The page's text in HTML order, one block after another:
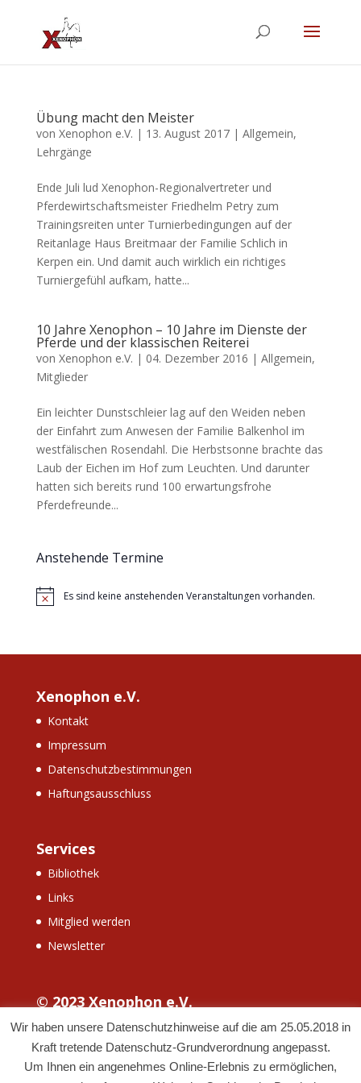
Übung macht den Meister
von Xenophon e.V. | 13. August 2017| Allgemein,
Lehrgänge
Ende Juli lud Xenophon-Regionalvertreter und
Pferdewirtschaftsmeister Friedhelm Petry zum
Trainingsreiten unter Turnierbedingungen auf der
Reitanlage Haus Breitmaar der Familie Schlich in
Kerpen ein. Und damit auch wirklich ein richtiges
Turniergefühl aufkam, hatte...
10 Jahre Xenophon – 10 Jahre im Dienste der
Pferde und der klassischen Reiterei
von Xenophon e.V. | 04. Dezember 2016 | Allgemein,
Mitglieder
Ein leichter Dunstschleier lag auf den Weiden neben
der Einfahrt zum Anwesen der Familie Balkenhol im
westfälischen Rosendahl. Die Herbstsonne brachte das
Laub der Eichen im Hof zum Leuchten. Und darunter
hatten sich bereits rund 100 erwartungsfrohe
Pferdefreunde...
Anstehende Termine
HinweisEs sind keine anstehenden Veranstaltungen vorhanden.
Xenophon e.V.
Kontakt
Impressum
Datenschutzbestimmungen
Haftungsausschluss
Services
Bibliothek
Links
Mitglied werden
Newsletter
© 2023 Xenophon e.V.
Wir haben unsere Datenschutzhinweise auf die am 25.05.2018 in
Kraft tretende Datenschutz-Grundverordnung angepasst.
Um Ihnen ein angenehmes Online-Erlebnis zu ermöglichen,